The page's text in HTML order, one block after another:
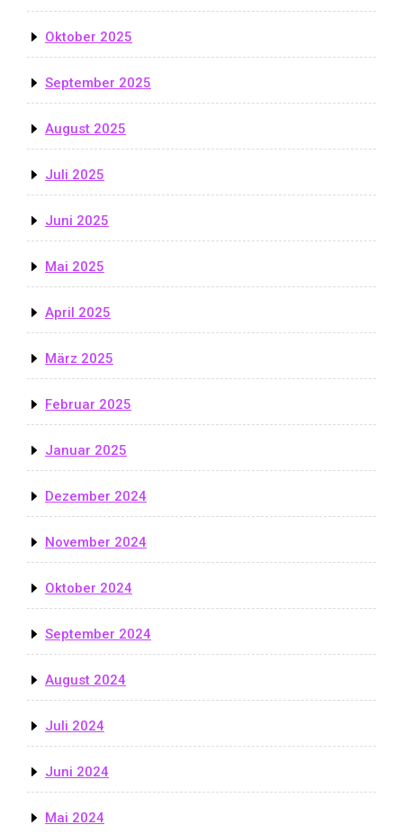
Oktober 2025
September 2025
August 2025
Juli 2025
Juni 2025
Mai 2025
April 2025
März 2025
Februar 2025
Januar 2025
Dezember 2024
November 2024
Oktober 2024
September 2024
August 2024
Juli 2024
Juni 2024
Mai 2024